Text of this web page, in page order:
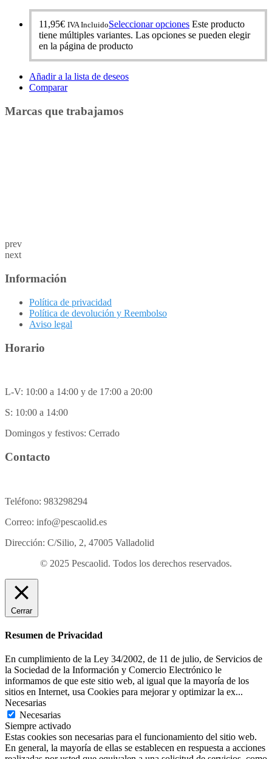
11,95€ IVA IncluidoSeleccionar opciones Este producto
tiene múltiples variantes. Las opciones se pueden elegir
en la página de producto
Añadir a la lista de deseos
Comparar
Marcas que trabajamos
prev
next
Información
Política de privacidad
Política de devolución y Reembolso
Aviso legal
Horario
L-V: 10:00 a 14:00 y de 17:00 a 20:00
S: 10:00 a 14:00
Domingos y festivos: Cerrado
Contacto
Teléfono: 983298294
Correo: info@pescaolid.es
Dirección: C/Silio, 2, 47005 Valladolid
© 2025 Pescaolid. Todos los derechos reservados.
Cerrar
Resumen de Privacidad
En cumplimiento de la Ley 34/2002, de 11 de julio, de Servicios de
la Sociedad de la Información y Comercio Electrónico le
informamos de que este sitio web, al igual que la mayoría de los
sitios en Internet, usa Cookies para mejorar y optimizar la ex...
Necesarias
Necesarias
Siempre activado
Estas cookies son necesarias para el funcionamiento del sitio web.
En general, la mayoría de ellas se establecen en respuesta a acciones